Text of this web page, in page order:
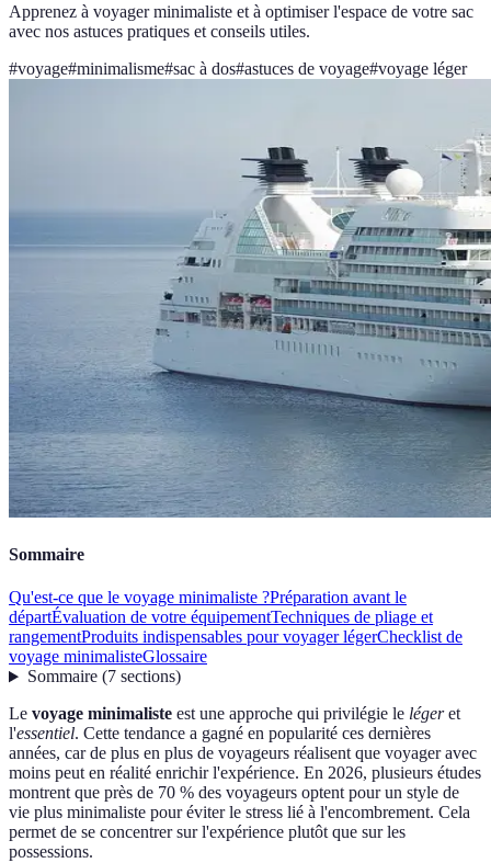
Apprenez à voyager minimaliste et à optimiser l'espace de votre sac
avec nos astuces pratiques et conseils utiles.
#voyage#minimalisme#sac à dos#astuces de voyage#voyage léger
Sommaire
Qu'est-ce que le voyage minimaliste ?Préparation avant le
départÉvaluation de votre équipementTechniques de pliage et
rangementProduits indispensables pour voyager légerChecklist de
voyage minimalisteGlossaire
Sommaire(7 sections)
Le voyage minimaliste est une approche qui privilégie le légeret
l'essentiel. Cette tendance a gagné en popularité ces dernières
années, car de plus en plus de voyageurs réalisent que voyager avec
moins peut en réalité enrichir l'expérience. En 2026, plusieurs études
montrent que près de 70 % des voyageurs optent pour un style de
vie plus minimaliste pour éviter le stress lié à l'encombrement. Cela
permet de se concentrer sur l'expérience plutôt que sur les
possessions.